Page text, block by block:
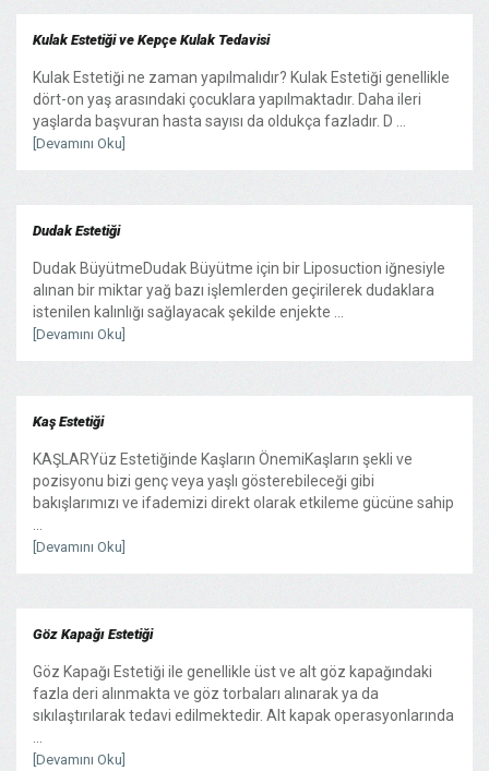
Kulak Estetiği ve Kepçe Kulak Tedavisi
Kulak Estetiği ne zaman yapılmalıdır? Kulak Estetiği genellikle
dört-on yaş arasındaki çocuklara yapılmaktadır. Daha ileri
yaşlarda başvuran hasta sayısı da oldukça fazladır. D ...
[Devamını Oku]
Dudak Estetiği
Dudak BüyütmeDudak Büyütme için bir Liposuction iğnesiyle
alınan bir miktar yağ bazı işlemlerden geçirilerek dudaklara
istenilen kalınlığı sağlayacak şekilde enjekte ...
[Devamını Oku]
Kaş Estetiği
KAŞLARYüz Estetiğinde Kaşların ÖnemiKaşların şekli ve
pozisyonu bizi genç veya yaşlı gösterebileceği gibi
bakışlarımızı ve ifademizi direkt olarak etkileme gücüne sahip
[Devamını Oku]
Göz Kapağı Estetiği
Göz Kapağı Estetiği ile genellikle üst ve alt göz kapağındaki
fazla deri alınmakta ve göz torbaları alınarak ya da
sıkılaştırılarak tedavi edilmektedir. Alt kapak operasyonlarında
[Devamını Oku]